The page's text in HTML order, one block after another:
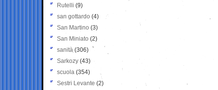
Rutelli (9)
san gottardo (4)
San Martino (3)
San Miniato (2)
sanità (306)
Sarkozy (43)
scuola (354)
Sestri Levante (2)